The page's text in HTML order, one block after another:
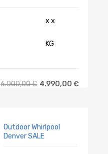
x x
KG
6.000,00€ 4.990,00 €
Outdoor Whirlpool
Denver SALE